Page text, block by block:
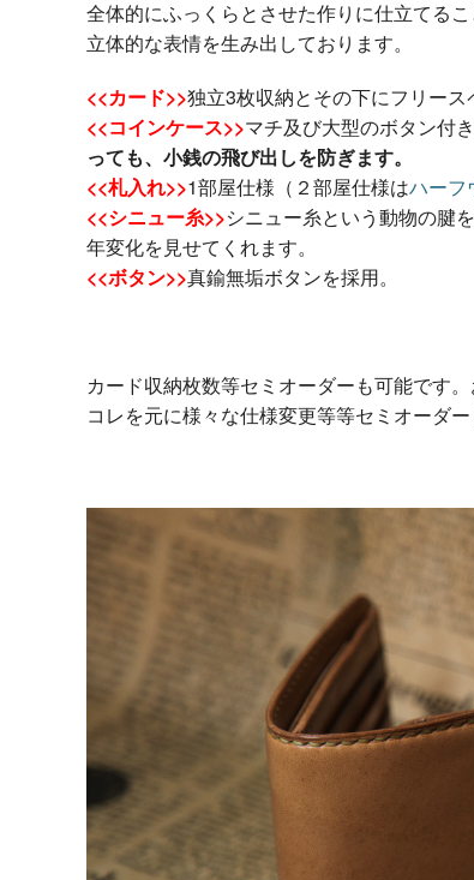
全体的にふっくらとさせた作りに仕立てる
立体的な表情を生み出しております。
<<カード>>独立3枚収納とその下にフリース
<<コインケース>>マチ及び大型のボタン付
っても、小銭の飛び出しを防ぎます。
<<札入れ>>1部屋仕様（２部屋仕様はハーフ
<<シニュー糸>>シニュー糸という動物の腱
年変化を見せてくれます。
<<ボタン>>真鍮無垢ボタンを採用。
カード収納枚数等セミオーダーも可能です。
コレを元に様々な仕様変更等等セミオーダ